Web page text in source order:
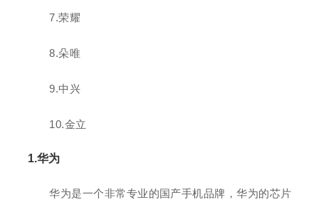
7.荣耀
8.朵唯
9.中兴
10.金立
1.华为
华为是一个非常专业的国产手机品牌，华为的芯片